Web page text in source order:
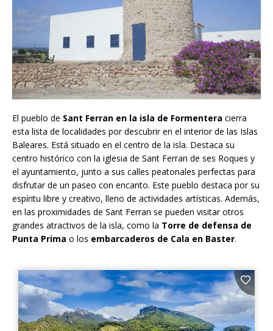
El pueblo de Sant Ferran en la isla de Formentera cierra
esta lista de localidades por descubrir en el interior de las Islas
Baleares. Está situado en el centro de la isla. Destaca su
centro histórico con la iglesia de Sant Ferran de ses Roques y
el ayuntamiento, junto a sus calles peatonales perfectas para
disfrutar de un paseo con encanto. Este pueblo destaca por su
espíritu libre y creativo, lleno de actividades artísticas. Además,
en las proximidades de Sant Ferran se pueden visitar otros
grandes atractivos de la isla, como la Torre de defensa de
Punta Prima o los embarcaderos de Cala en Baster.